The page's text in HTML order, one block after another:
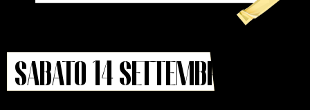
sabato 14 settembre